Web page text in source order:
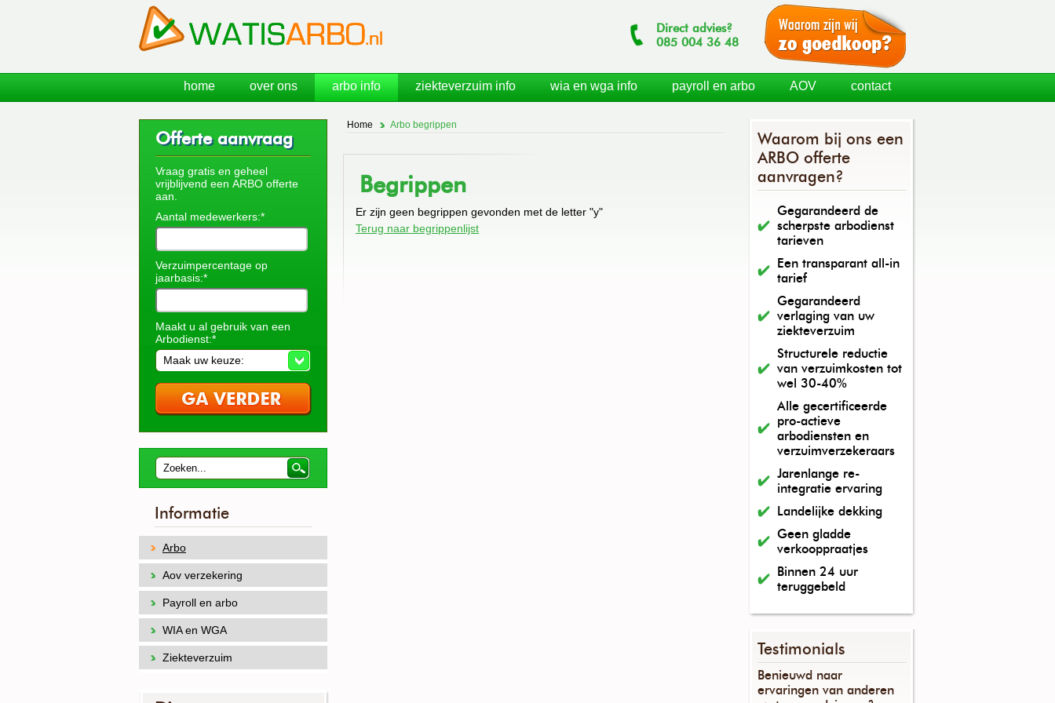
Direct advies?
085 004 36 48
Home Arbo begrippen
Begrippen
Er zijn geen begrippen gevonden met de letter "y"
Terug naar begrippenlijst
Waarom bij ons een
ARBO offerte
aanvragen?
Gegarandeerd de
scherpste arbodienst
tarieven
Een transparant all-in
tarief
Gegarandeerd
verlaging van uw
ziekteverzuim
Structurele reductie
van verzuimkosten tot
wel 30-40%
Alle gecertificeerde
pro-actieve
arbodiensten en
verzuimverzekeraars
Jarenlange re-
integratie ervaring
Landelijke dekking
Geen gladde
verkooppraatjes
Binnen 24 uur
teruggebeld
Testimonials
Benieuwd naar
ervaringen van anderen
Offerte aanvraag
Vraag gratis en geheel
vrijblijvend een ARBO offerte
aan.
Aantal medewerkers:*
Verzuimpercentage op
jaarbasis:*
Maakt u al gebruik van een
Arbodienst:*
Maak uw keuze:
Informatie
Arbo
Aov verzekering
Payroll en arbo
WIA en WGA
Ziekteverzuim
home over ons arbo info ziekteverzuim info wia en wga info payroll en arbo AOV contact